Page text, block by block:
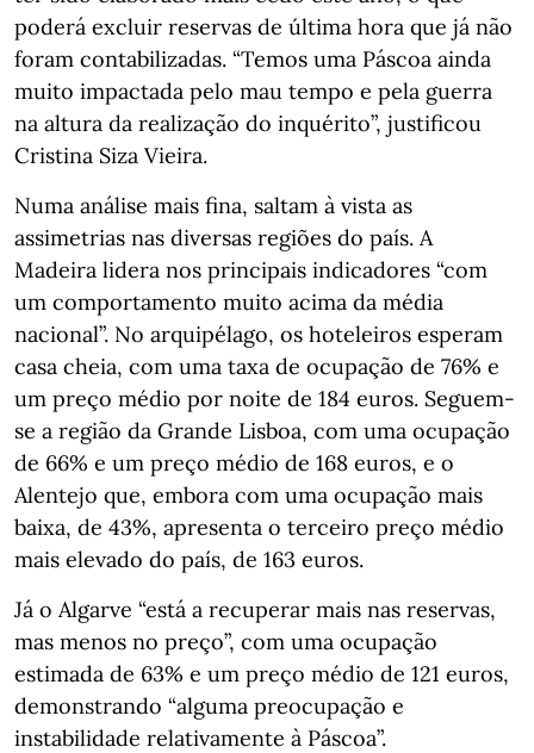
poderá excluir reservas de última hora que já não
foram contabilizadas. “Temos uma Páscoa ainda
muito impactada pelo mau tempo e pela guerra
na altura da realização do inquérito”, justificou
Cristina Siza Vieira.
Numa análise mais fina, saltam à vista as
assimetrias nas diversas regiões do país. A
Madeira lidera nos principais indicadores “com
um comportamento muito acima da média
nacional”. No arquipélago, os hoteleiros esperam
casa cheia, com uma taxa de ocupação de 76% e
um preço médio por noite de 184 euros. Seguem-
se a região da Grande Lisboa, com uma ocupação
de 66% e um preço médio de 168 euros, e o
Alentejo que, embora com uma ocupação mais
baixa, de 43%, apresenta o terceiro preço médio
mais elevado do país, de 163 euros.
Já o Algarve “está a recuperar mais nas reservas,
mas menos no preço”, com uma ocupação
estimada de 63% e um preço médio de 121 euros,
demonstrando “alguma preocupação e
instabilidade relativamente à Páscoa”.